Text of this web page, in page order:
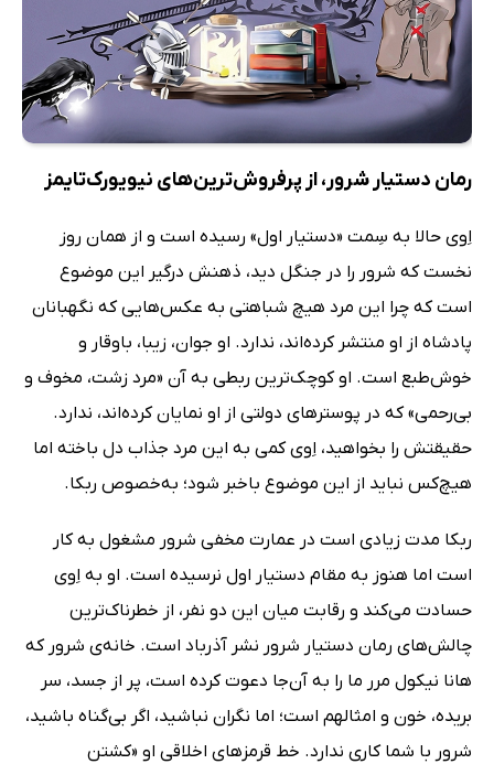
رمان دستیار شرور، از پرفروش‌ترین‌های نیویورک‌تایمز
اِوی حالا به سِمت «دستیار اول» رسیده است و از همان روز
نخست که شرور را در جنگل دید، ذهنش درگیر این موضوع
است که چرا این مرد هیچ شباهتی به عکس‌هایی که نگهبانان
پادشاه از او منتشر کرده‌اند، ندارد. او جوان، زیبا، باوقار و
خوش‌طبع است. او کوچک‌ترین ربطی به آن «مرد زشت، مخوف و
بی‌رحمی» که در پوسترهای دولتی از او نمایان کرده‌اند، ندارد.
حقیقتش را بخواهید، اِوی کمی به این مرد جذاب دل باخته اما
هیچ‌کس نباید از این موضوع باخبر شود؛ به‌خصوص ربکا.
ربکا مدت زیادی است در عمارت مخفی شرور مشغول به کار
است اما هنوز به مقام دستیار اول نرسیده است. او به اِوی
حسادت می‌کند و رقابت میان این دو نفر، از خطرناک‌ترین
چالش‌های رمان دستیار شرور نشر آذرباد است. خانه‌ی شرور که
هانا نیکول مرر ما را به آن‌جا دعوت کرده است، پر از جسد، سر
بریده، خون و امثالهم است؛ اما نگران نباشید، اگر بی‌گناه باشید،
شرور با شما کاری ندارد. خط قرمزهای اخلاقی او «کشتن